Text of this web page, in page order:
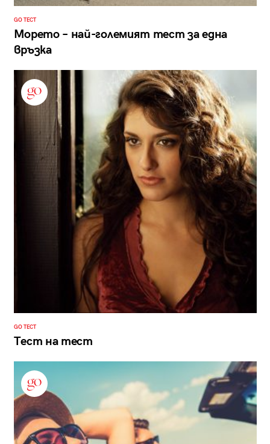
GO ТЕСТ
Морето – най-големият тест за една
връзка
GO ТЕСТ
Тест на тест